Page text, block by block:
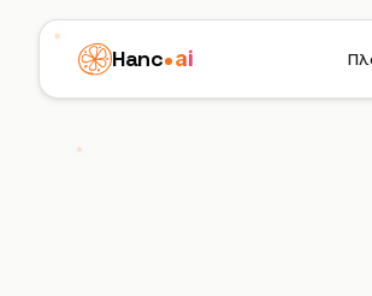
Hanc ai